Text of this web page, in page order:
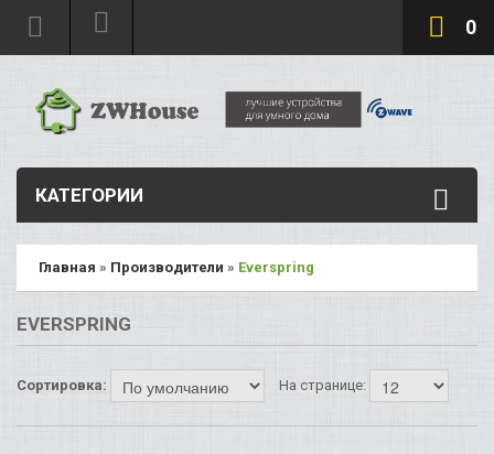
0
КАТЕГОРИИ
Главная » Производители » Everspring
EVERSPRING
Сортировка: На странице: